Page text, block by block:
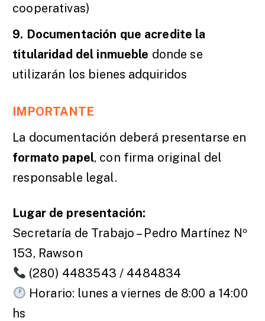
cooperativas)
9. Documentación que acredite la
titularidad del inmueble donde se
utilizarán los bienes adquiridos
IMPORTANTE
La documentación deberá presentarse en
formato papel, con firma original del
responsable legal.
Lugar de presentación:
Secretaría de Trabajo – Pedro Martínez Nº
153, Rawson
(280) 4483543 / 4484834
Horario: lunes a viernes de 8:00 a 14:00
hs